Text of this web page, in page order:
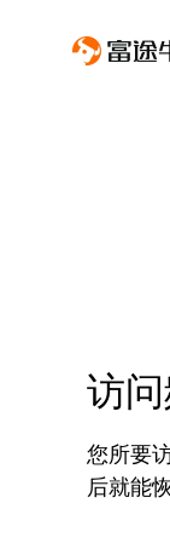
访
您所要
后就能